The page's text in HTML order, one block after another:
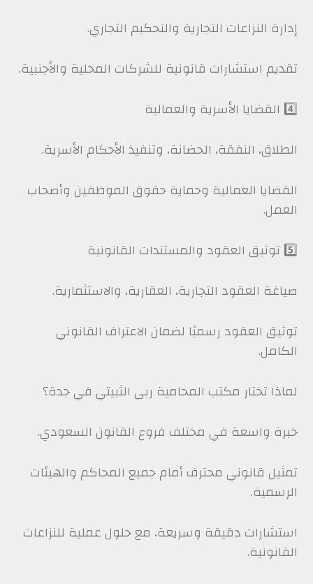
إدارة النزاعات التجارية والتحكيم التجاري.
تقديم استشارات قانونية للشركات المحلية والأجنبية.
4️⃣ القضايا الأسرية والعمالية
الطلاق، النفقة، الحضانة، وتنفيذ الأحكام الأسرية.
القضايا العمالية وحماية حقوق الموظفين وأصحاب
العمل.
5️⃣ توثيق العقود والمستندات القانونية
صياغة العقود التجارية، العقارية، والاستثمارية.
توثيق العقود رسميًا لضمان الاعتراف القانوني
الكامل.
لماذا تختار مكتب المحامية ربى الثبيتي في جدة؟
خبرة واسعة في مختلف فروع القانون السعودي.
تمثيل قانوني محترف أمام جميع المحاكم والهيئات
الرسمية.
استشارات دقيقة وسريعة، مع حلول عملية للنزاعات
القانونية.